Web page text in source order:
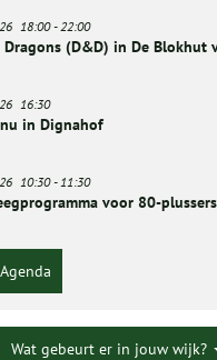
18:00- 22:00
Dragons (D&D) in De Blokhut
16:30
in Dignahof
10:30- 11:30
voor 80-
Wat gebeurt er in jouw wijk?